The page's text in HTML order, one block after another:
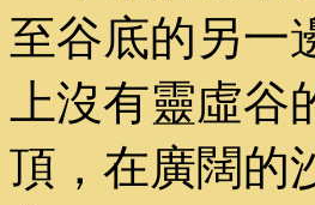
至谷底的另一
上沒有靈虛
頂，在廣闊的